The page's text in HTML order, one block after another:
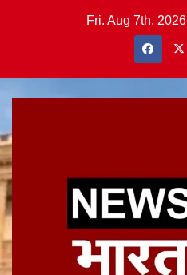
Fri. Aug 7th, 2026